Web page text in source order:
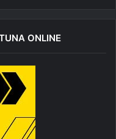
ONLINE